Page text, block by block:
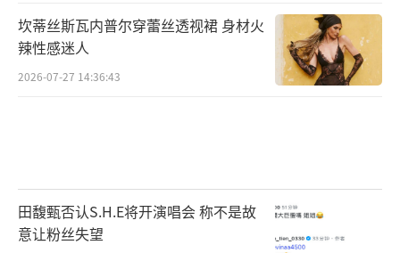
坎蒂丝斯瓦内普尔穿蕾丝透视裙 身材火
辣性感迷人
2026-07-27 14:36:43
田馥甄否认S.H.E将开演唱会 称不是故
意让粉丝失望